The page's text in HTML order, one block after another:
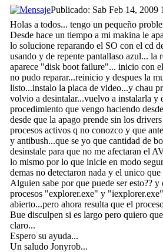
Publicado: Sab Feb 14, 2009
Holas a todos... tengo un pequeño
Desde hace un tiempo a mi makina le
lo solucione reparando el SO con el cd
usando y de repente pantallaso azul...
aparece "disk boot failure"... inicio con
no pudo reparar...reinicio y despues la
listo...instalo la placa de video...y chau
volvio a desintalar...vuelvo a instalarla y
procedimiento que vengo haciendo
desde que la apago prende sin los
procesos activos q no conozco y que
y antibush...que se yo que cantidad de
desinstale para que no me afectaran el
lo mismo por lo que inicie en modo
demas no detectaron nada y el unico
Alguien sabe por que puede ser esto??
procesos "explorer.exe" y
abierto...pero ahora resulta que el
Bue disculpen si es largo pero quiero
claro...
Espero su ayuda...
Un saludo Jonyrob...